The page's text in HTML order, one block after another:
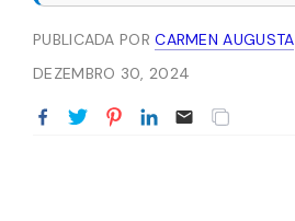
PUBLICADA PORCARMEN AUGUSTA
DEZEMBRO 30, 2024